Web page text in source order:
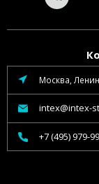
Москва,
intex@intex-
+7 (495) 979-